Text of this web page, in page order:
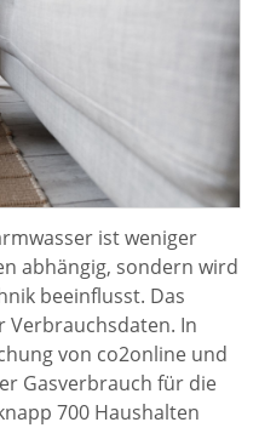
ist weniger
abhängig, sondern wird
beeinflusst. Das
Verbrauchsdaten. In
von co2online und
Gasverbrauch für die
700 Haushalten